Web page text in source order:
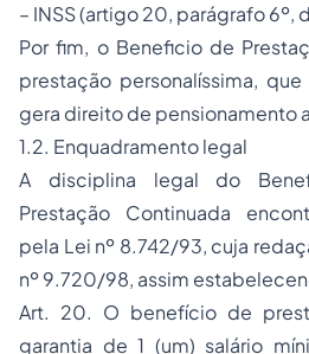
– INSS (artigo 20, parágrafo 6º,
Por fim, o Beneficio de
prestação personalíssima,
gera direito de pensionamento
1.2. Enquadramento legal
A disciplina legal do
Prestação Continuada
pela Lei nº 8.742/93, cuja
nº 9.720/98, assim
Art. 20. O benefício de
garantia de 1 (um) salário